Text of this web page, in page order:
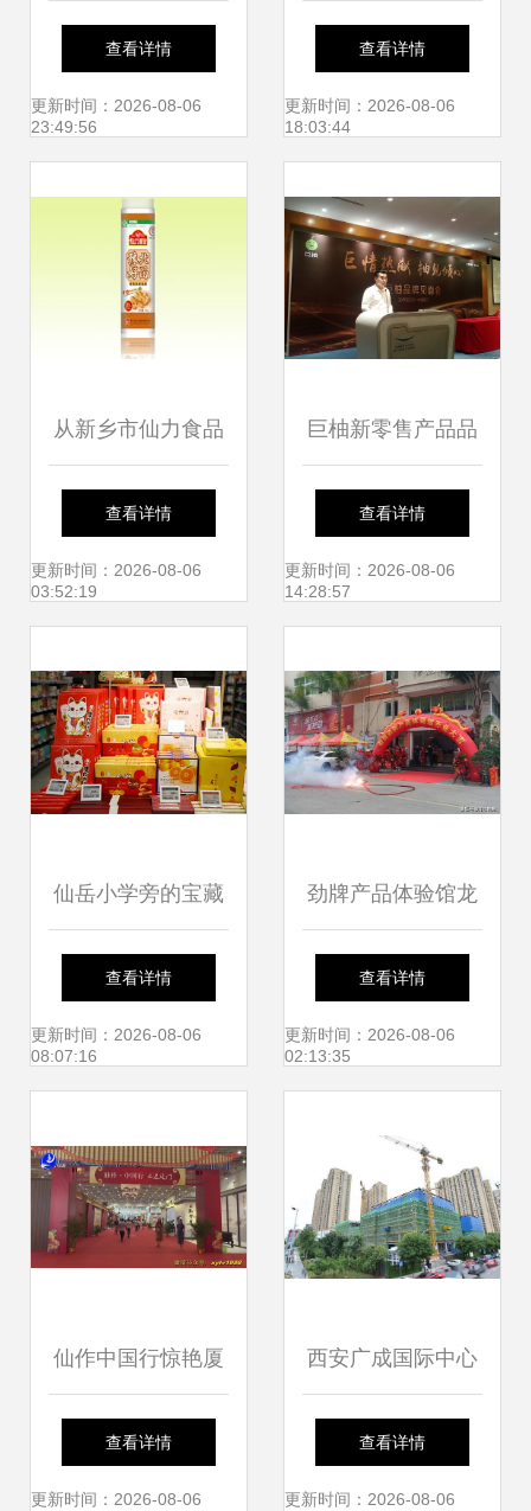
黄胜记辣味牛肉柳
的魅力
查看详情
更新时间：2026-08-06
23:49:56
方培育希望的沃土
查看详情
更新时间：2026-08-06
18:03:44
从新乡市仙力食品
到厦门市仙岳小学
地域品牌与教育文
查看详情
更新时间：2026-08-06
03:52:19
巨柚新零售产品品
牌见面会厦门举
行，仙岳小学成创
查看详情
更新时间：2026-08-06
14:28:57
仙岳小学旁的宝藏
超市 一站式采年
货，网红零食进口
新年
查看详情
更新时间：2026-08-06
08:07:16
劲牌产品体验馆龙
岩开业，品牌文化
辐射闽西
查看详情
更新时间：2026-08-06
02:13:35
仙作中国行惊艳厦
门 传统文化进校
园，仙岳小学见证
查看详情
更新时间：2026-08-06
西安广成国际中心
以城市展厅迭新商
办封面，厦门市仙
查看详情
更新时间：2026-08-06